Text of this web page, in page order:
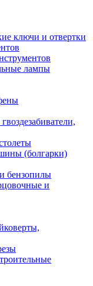
ключи и отвертки
лампы
(болгарки)
бензопилы
и